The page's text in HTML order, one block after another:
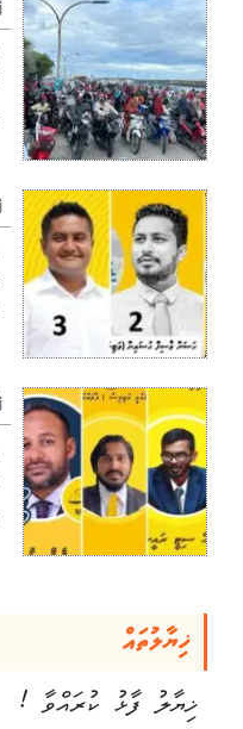
ޚިޔާލުތައް
ޚިޔާލު ފާޅު ކުރައްވާ !